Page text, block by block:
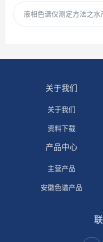
液相色谱仪测定方法之水
关于我们
关于我们
资料下载
产品中心
主营产品
安徽色谱产品